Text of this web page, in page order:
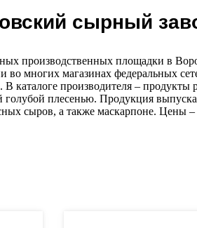
сырный
производственных площадки в
во многих магазинах федеральных
В каталоге производителя –
плесенью. Продукция
сыров, а также маскарпоне. Цены –